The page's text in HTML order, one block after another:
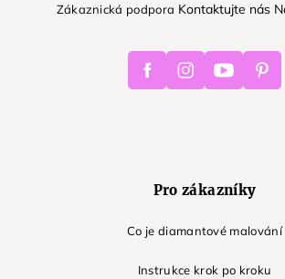
Zákaznická podpora Kontaktujte nás
FacebookInstagramYoutube
Pro zákazníky
Co je diamantové malování
Instrukce krok po kroku